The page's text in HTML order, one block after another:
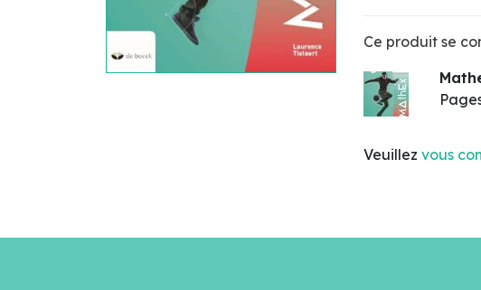
Ce produit se
Veuillez vous